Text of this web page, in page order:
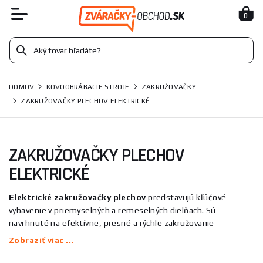
0
DOMOV KOVOOBRÁBACIE STROJE
ZAKRUŽOVAČKY
ZAKRUŽOVAČKY PLECHOV ELEKTRICKÉ
ZAKRUŽOVAČKY PLECHOV
ELEKTRICKÉ
Elektrické zakružovačky plechov predstavujú kľúčové
vybavenie v priemyselných a remeselných dielňach. Sú
navrhnuté na efektívne, presné a rýchle zakružovanie
materiálov, ako je plech, vrátane kónického zakružovania.
Zobraziť viac ...